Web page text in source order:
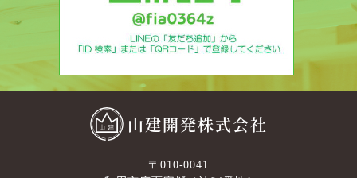
山建開発株式会社
〒010-0041